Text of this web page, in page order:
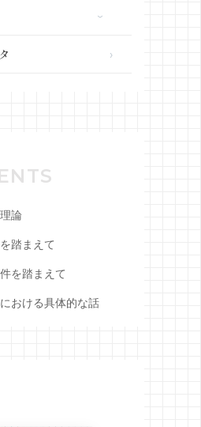
元別解説動画
論
踏まえて
を踏まえて
おける具体的な話